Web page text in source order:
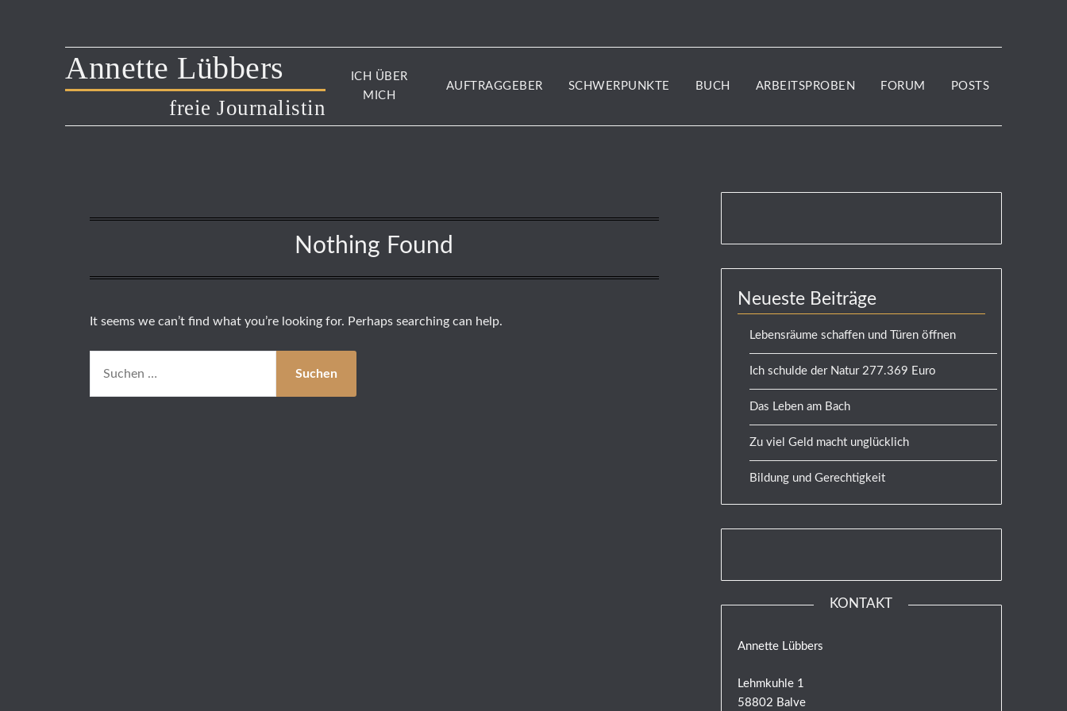
Annette Lübbers
freie Journalistin
ICH ÜBER
MICH
AUFTRAGGEBER SCHWERPUNKTE BUCH ARBEITSPROBEN FORUM POSTS
Nothing Found
It seems we can’t find what you’re looking for. Perhaps searching can help.
Neueste Beiträge
Lebensräume schaffen und Türen öffnen
Ich schulde der Natur 277.369 Euro
Das Leben am Bach
Zu viel Geld macht unglücklich
Bildung und Gerechtigkeit
KONTAKT
Annette Lübbers
Lehmkuhle 1
58802 Balve